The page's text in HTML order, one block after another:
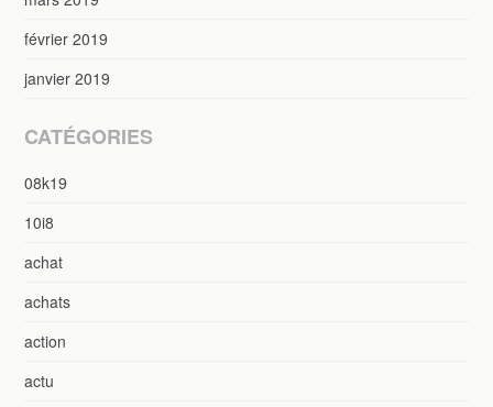
février 2019
janvier 2019
CATÉGORIES
08k19
10i8
achat
achats
action
actu